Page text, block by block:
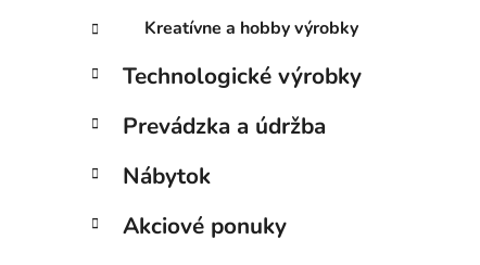
Kreatívne a hobby výrobky
Technologické výrobky
Prevádzka a údržba
Nábytok
Akciové ponuky